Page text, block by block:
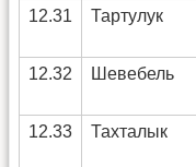
12.31
Тартулук
12.32
Шевебель
12.33
Тахталык